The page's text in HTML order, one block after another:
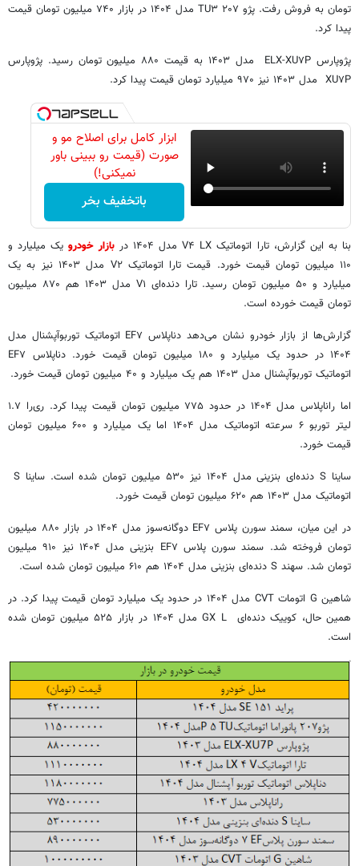
تومان به فروش رفت. پژو ۲۰۷ TU۳ مدل ۱۴۰۴ در بازار ۷۴۰ میلیون تومان قیمت
پیدا کرد.
پژوپارس ELX-XU۷P مدل ۱۴۰۳ به قیمت ۸۸۰ میلیون تومان رسید. پژوپارس
XU۷P مدل ۱۴۰۳ نیز ۹۷۰ میلیارد تومان قیمت پیدا کرد.
ابزار کامل برای اصلاح مو و
صورت (قیمت رو ببینی باور
نمیکنی!)
باتخفیف بخر
بنا به این گزارش، تارا اتوماتیک V۴ LX مدل ۱۴۰۴ در بازار خودرویک میلیارد و
۱۱۰ میلیون تومان قیمت خورد. قیمت تارا اتوماتیک V۲ مدل ۱۴۰۳ نیز به یک
میلیارد و ۵۰ میلیون تومان رسید. تارا دنده‌ای V۱ مدل ۱۴۰۳ هم ۸۷۰ میلیون
تومان قیمت خورده است.
گزارش‌ها از بازار خودرو نشان می‌دهد دناپلاس EF۷ اتوماتیک توربوآپشنال مدل
۱۴۰۴ در حدود یک میلیارد و ۱۸۰ میلیون تومان قیمت خورد. دناپلاس EF۷
اتوماتیک توربوآپشنال مدل ۱۴۰۳ هم یک میلیارد و ۴۰ میلیون تومان قیمت خورد.
اما راناپلاس مدل ۱۴۰۴ در حدود ۷۷۵ میلیون تومان قیمت پیدا کرد. ری‌را ۱.۷
لیتر توربو ۶ سرعته اتوماتیک مدل ۱۴۰۴ اما یک میلیارد و ۶۰۰ میلیون تومان
قیمت خورد.
اتوماتیک مدل ۱۴۰۳ هم ۶۲۰ میلیون تومان قیمت خورد.
در این میان، سمند سورن پلاس EF۷ دوگانه‌سوز مدل ۱۴۰۴ در بازار ۸۸۰ میلیون
تومان فروخته شد. سمند سورن پلاس EF۷ بنزینی مدل ۱۴۰۴ نیز ۹۱۰ میلیون
تومان شد. سهند S دنده‌ای بنزینی مدل ۱۴۰۴ هم ۶۱۰ میلیون تومان شده است.
شاهین G اتومات CVT مدل ۱۴۰۴ در حدود یک میلیارد تومان قیمت پیدا کرد. در
همین حال، کوییک دنده‌ای GX L مدل ۱۴۰۴ در بازار ۵۲۵ میلیون تومان شده
است.